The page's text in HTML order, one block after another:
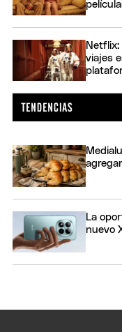
Netflix:
viajes
La
nuevo